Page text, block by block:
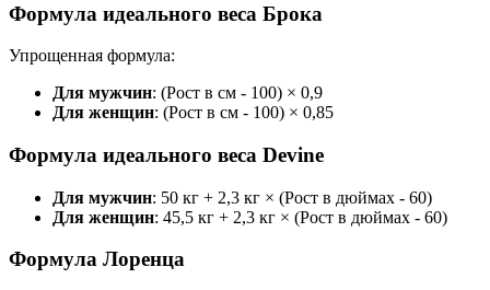
Формула идеального веса Брока
Упрощенная формула:
Для мужчин: (Рост в см - 100) × 0,9
Для женщин: (Рост в см - 100) × 0,85
Формула идеального веса Devine
Для мужчин: 50 кг + 2,3 кг × (Рост в дюймах - 60)
Для женщин: 45,5 кг + 2,3 кг × (Рост в дюймах - 60)
Формула Лоренца